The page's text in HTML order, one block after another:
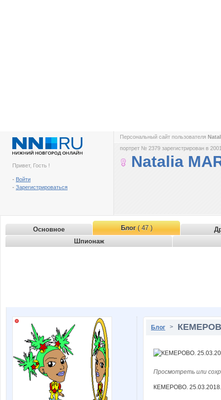
Привет, Гость !
- Войти
- Зарегистрироваться
Персональный сайт пользователя
портрет № 2379 зарегистрирован в
Natalia
Основное Блог( 47 )
Шпионаж
Блог >
Просмотреть или
КЕМЕРОВО. 25.03.2018.